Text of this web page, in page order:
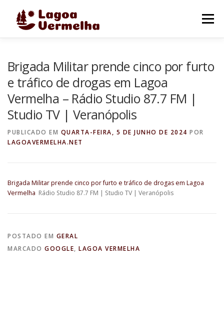
Menu
FALE CONOSCO
Brigada Militar prende cinco por furto
e tráfico de drogas em Lagoa
Vermelha – Rádio Studio 87.7 FM |
Studio TV | Veranópolis
PUBLICADO EM QUARTA-FEIRA, 5 DE JUNHO DE 2024 POR
LAGOAVERMELHA.NET
Brigada Militar prende cinco por furto e tráfico de drogas em Lagoa
Vermelha Rádio Studio 87.7 FM | Studio TV | Veranópolis
POSTADO EM GERAL
MARCADO GOOGLE, LAGOA VERMELHA